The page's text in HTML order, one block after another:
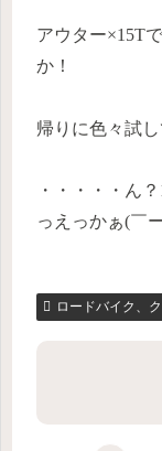
アウター×15T
か！
帰りに色々試し
・・・・・ん
っえっかぁ(￣
ロードバイク、